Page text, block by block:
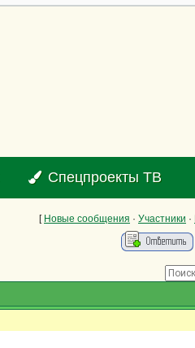
Спецпроекты ТВ
[ Новые сообщения · Участники ·